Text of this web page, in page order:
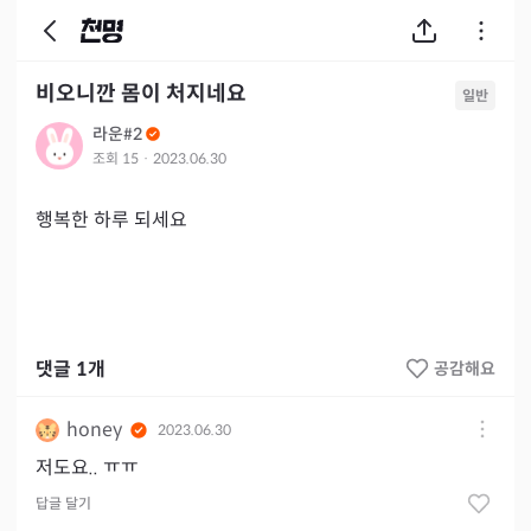
비오니깐 몸이 처지네요 일반
라운#2
조회 15 · 2023.06.30
행복한 하루 되세요
댓글 1개 공감해요
honey 2023.06.30
저도요.. ㅠㅠ
답글 달기